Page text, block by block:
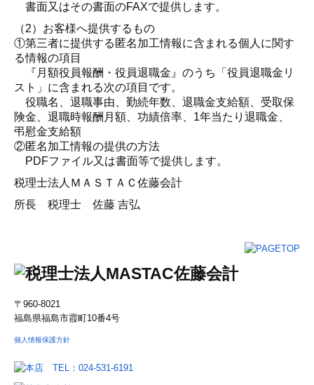
書面又はその書面のFAXで提供します。
（2）お客様へ提供するもの
①第三者に提供する匿名加工情報に含まれる個人に関す
る情報の項目
『月額役員報酬・役員退職金』のうち「役員退職金リ
スト」に含まれる次の項目です。
役職名、退職事由、勤続年数、退職金支給額、受取保
険金、退職時報酬月額、功績倍率、1年当たり退職金、
弔慰金支給額
②匿名加工情報の提供の方法
PDFファイル又は書面等で提供します。
税理士法人ＭＡＳＴＡＣ佐藤会計
所長 税理士 佐藤 吉弘
〒960-8021
福島県福島市霞町10番4号
個人情報保護方針